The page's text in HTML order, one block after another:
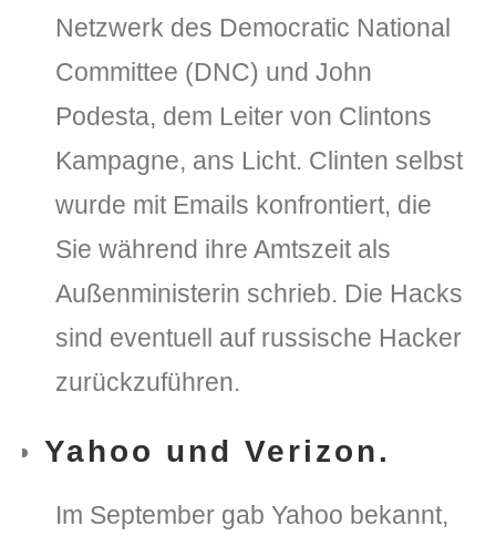
Netzwerk des Democratic National
Committee (DNC) und John
Podesta, dem Leiter von Clintons
Kampagne, ans Licht. Clinten selbst
wurde mit Emails konfrontiert, die
Sie während ihre Amtszeit als
Außenministerin schrieb. Die Hacks
sind eventuell auf russische Hacker
zurückzuführen.
Yahoo und Verizon.
Im September gab Yahoo bekannt,